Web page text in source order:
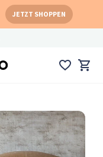
JETZT SHOPPEN